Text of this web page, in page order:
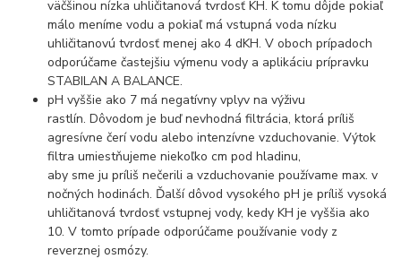
väčšinou nízka uhličitanová tvrdosť KH. K tomu dôjde pokiaľ
málo meníme vodu a pokiaľ má vstupná voda nízku
uhličitanovú tvrdosť menej ako 4 dKH. V oboch prípadoch
odporúčame častejšiu výmenu vody a aplikáciu prípravku
STABILAN A BALANCE.
pH vyššie ako 7 má negatívny vplyv na výživu
rastlín. Dôvodom je buď nevhodná filtrácia, ktorá príliš
agresívne čerí vodu alebo intenzívne vzduchovanie. Výtok
filtra umiestňujeme niekoľko cm pod hladinu,
aby sme ju príliš nečerili a vzduchovanie používame max. v
nočných hodinách. Ďalší dôvod vysokého pH je príliš vysoká
uhličitanová tvrdosť vstupnej vody, kedy KH je vyššia ako
10. V tomto prípade odporúčame používanie vody z
reverznej osmózy.